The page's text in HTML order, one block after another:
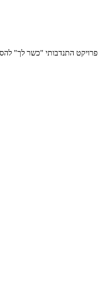
פרויקט התנדבותי "כשר לך"